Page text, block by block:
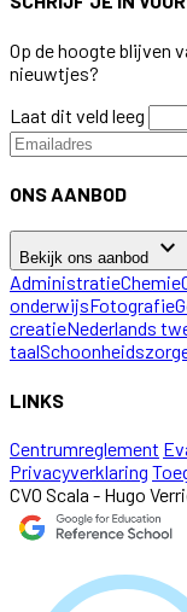
Op de hoogte blijven
nieuwtjes?
Laat dit veld leeg
ONS AANBOD
Bekijk ons aanbod keyboard_arrow_down
AdministratieChemie
onderwijsFotografie
creatieNederlands
taal
LINKS
Centrumreglement
Privacyverklaring
CVO Scala - Hugo